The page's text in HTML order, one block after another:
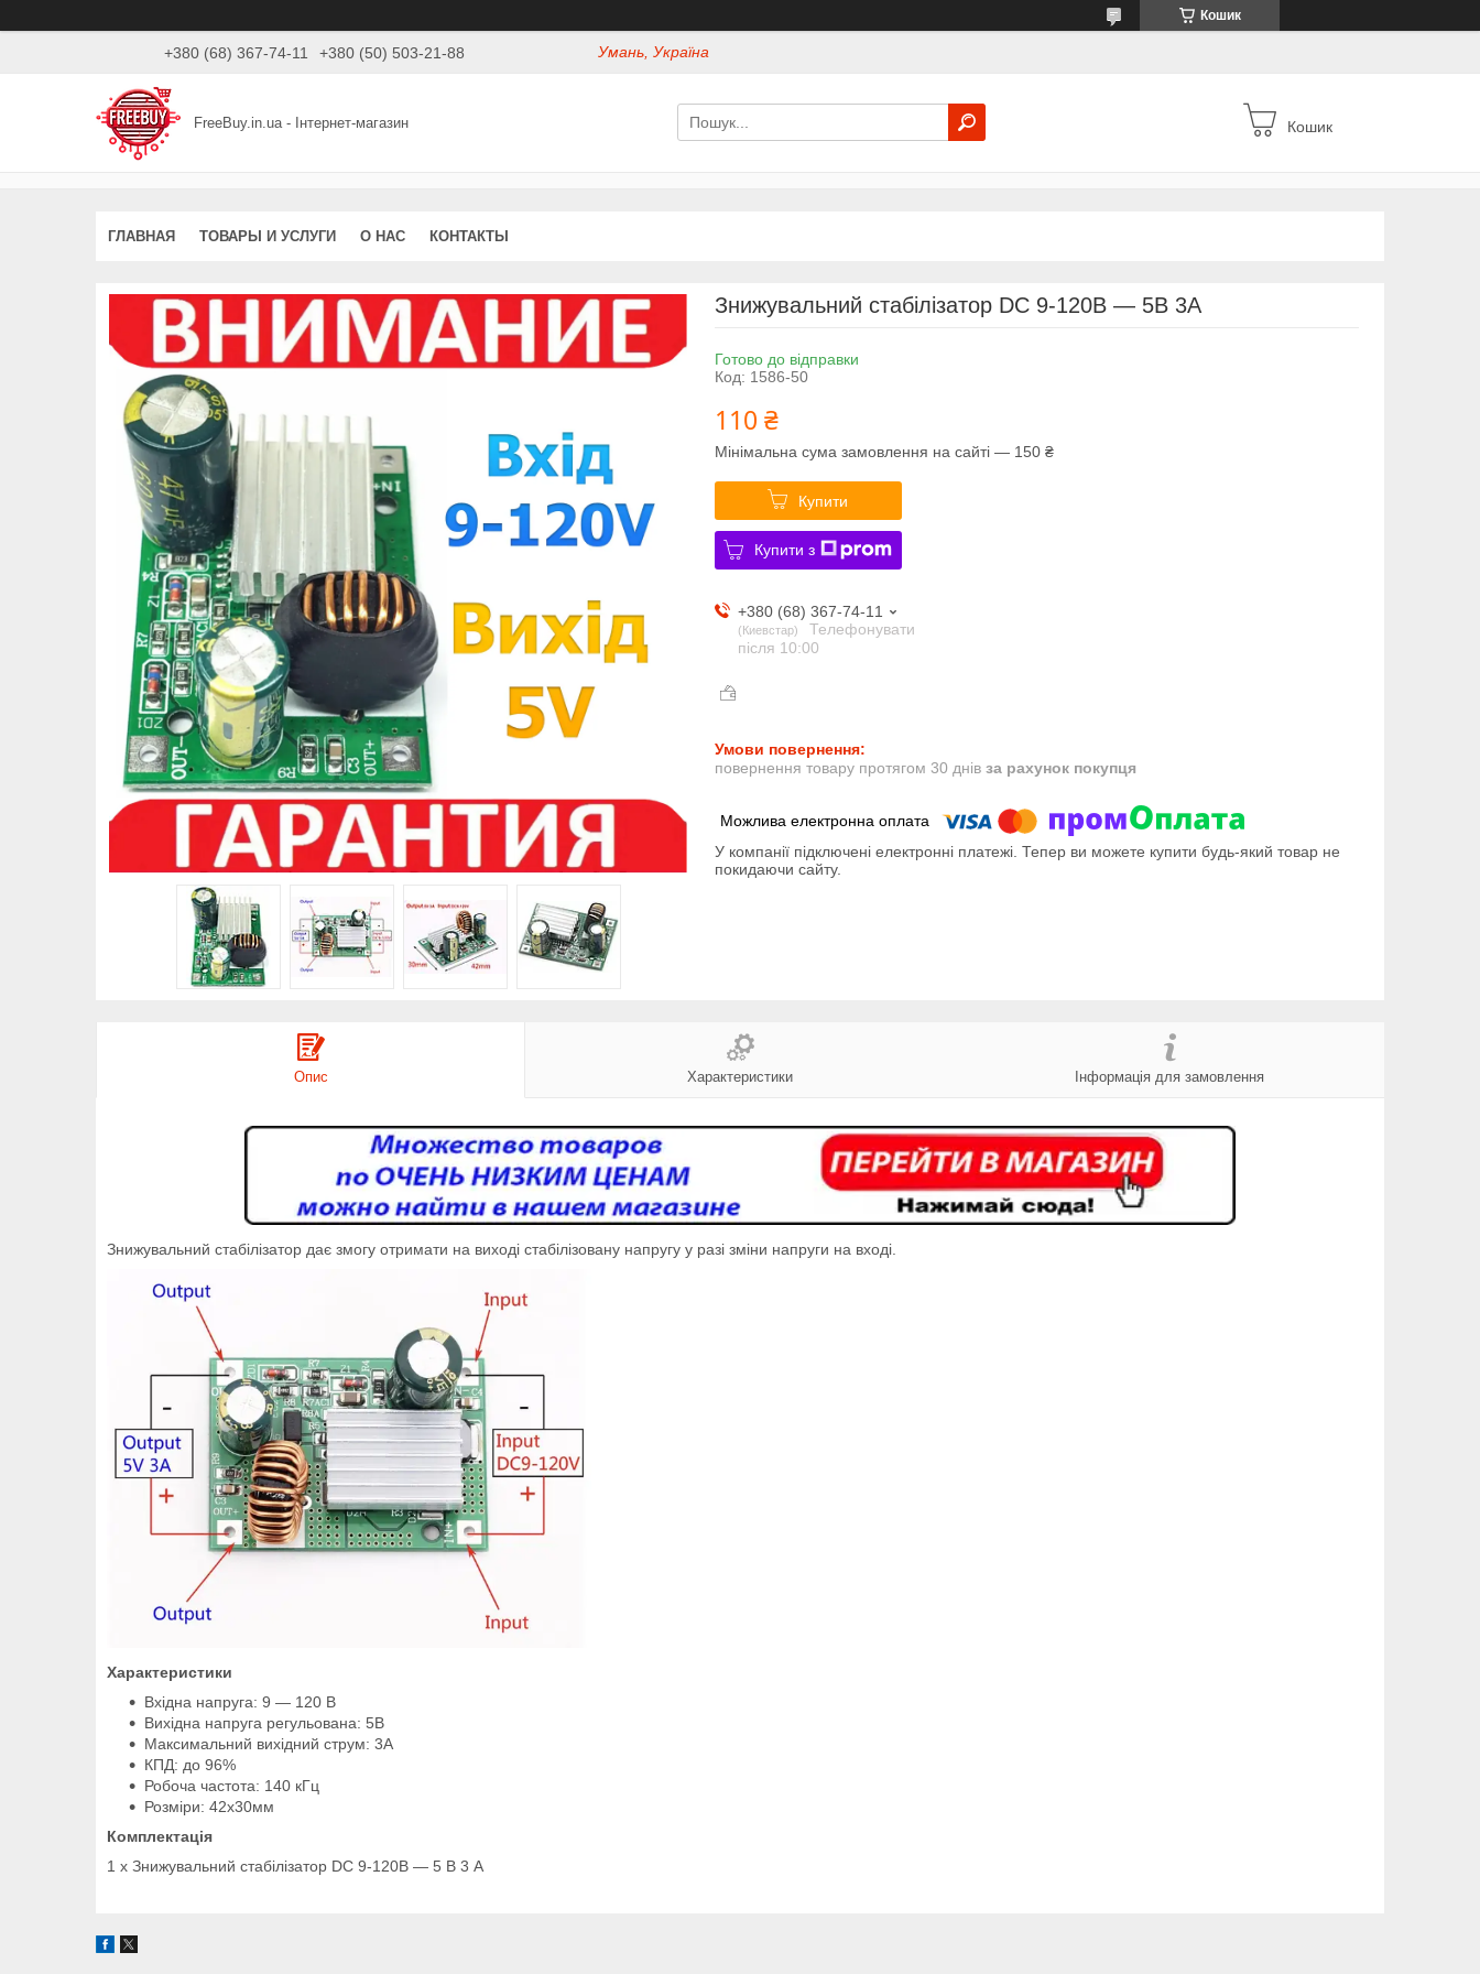
Кошик
+380 (68) 367-74-11 +380 (50) 503-21-88 Умань, Україна
FreeBuy.in.ua - Інтернет-магазин Кошик
ГЛАВНАЯ ТОВАРЫ И УСЛУГИ О НАС КОНТАКТЫ
Знижувальний стабілізатор DC 9-120В — 5В 3А
Готово до відправки
Код: 1586-50
110 ₴
Мінімальна сума замовлення на сайті — 150 ₴
Купити
Купити з
+380 (68) 367-74-11
Киевстар
Телефонувати
після 10:00
повернення товару протягом 30 днів за рахунок покупця
У компанії підключені електронні платежі. Тепер ви можете купити будь-який товар не
покидаючи сайту.
Опис Характеристики Інформація для замовлення
Знижувальний стабілізатор дає змогу отримати на виході стабілізовану напругу у разі зміни напруги на вході.
Характеристики
Вхідна напруга: 9 — 120 В
Вихідна напруга регульована: 5В
Максимальний вихідний струм: 3А
КПД: до 96%
Робоча частота: 140 кГц
Розміри: 42х30мм
Комплектація
1 x Знижувальний стабілізатор DC 9-120В — 5 В 3 А